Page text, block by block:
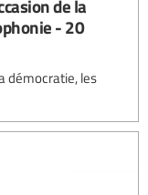
de la
- 20
démocratie, les